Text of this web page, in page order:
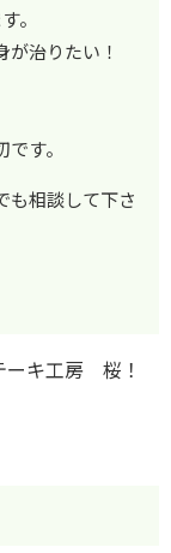
。
治りたい！
す。
も相談して下さ
ーキ工房 桜！